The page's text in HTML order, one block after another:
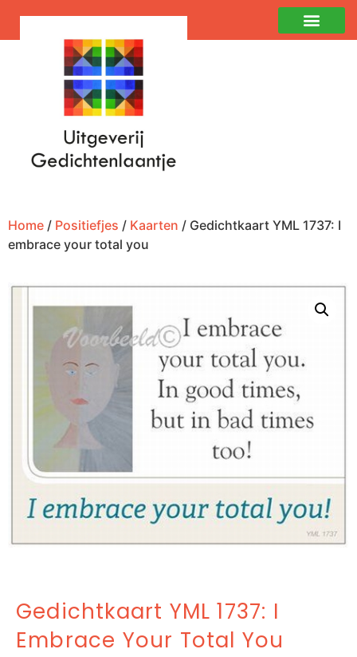
Home / Positiefjes / Kaarten / Gedichtkaart YML 1737: I
embrace your total you
Gedichtkaart YML 1737: I
Embrace Your Total You